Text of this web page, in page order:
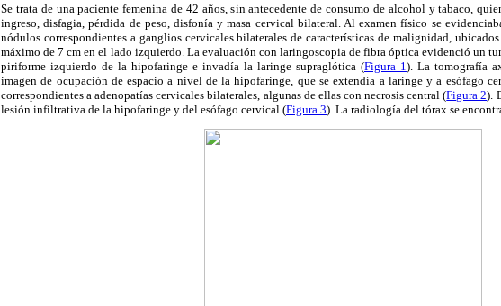
Se trata de una paciente femenina de 42 años, sin antecedente de consumo de alcohol y tabaco,
ingreso, disfagia, pérdida de peso, disfonía y masa cervical bilateral. Al examen físico se
nódulos correspondientes a ganglios cervicales bilaterales de características de malignidad,
máximo de 7 cm en el lado izquierdo. La evaluación con laringoscopia de fibra óptica evidenció un
piriforme izquierdo de la hipofaringe e invadía la laringe supraglótica (Figura 1 ). La tomografía
imagen de ocupación de espacio a nivel de la hipofaringe, que se extendía a laringe y a esófago
correspondientes a adenopatías cervicales bilaterales, algunas de ellas con necrosis central (Figura 2).
lesión infiltrativa de la hipofaringe y del esófago cervical (Figura 3). La radiología del tórax se